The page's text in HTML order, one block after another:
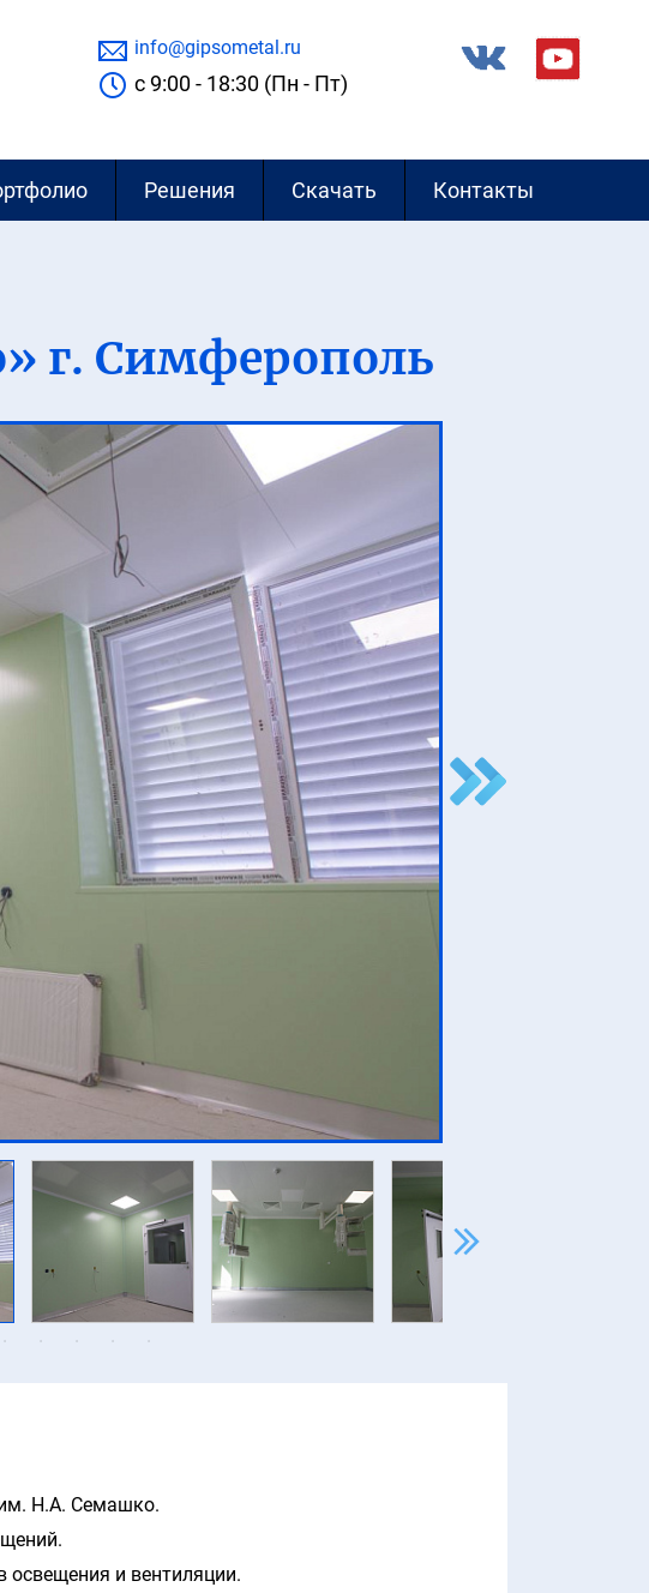
info@gipsometal.ru
c 9:00 - 18:30 (Пн - Пт)
Решения Скачать Контакты
г. Симферополь
им. Н.А. Семашко.
и вентиляции.